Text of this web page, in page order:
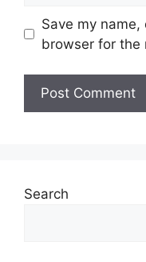
Save my
browser for the
Search